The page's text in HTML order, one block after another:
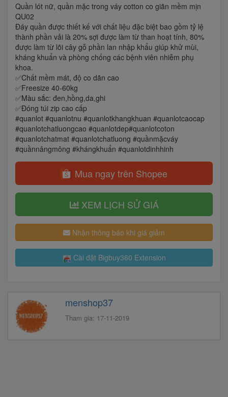
Quần lót nữ, quần mặc trong váy cotton co giãn mềm mịn
QU02
Đáy quần được thiết kế với chất liệu đặc biệt bao gồm tỷ lệ
thành phần vải là 20% sợi được làm từ than hoạt tính, 80%
được làm từ lõi cây gỗ phần lan nhập khẩu giúp khử mùi,
kháng khuẩn và phòng chống các bệnh viên nhiễm phụ
khoa.
✅Chất mềm mát, độ co dãn cao
✅Freesize 40-60kg
✅Màu sắc: đen,hồng,da,ghi
✅Đóng túi zip cao cấp
#quanlot #quanlotnu #quanlotkhangkhuan #quanlotcaocap
#quanlotchatluongcao #quanlotdep#quanlotcoton
#quanlotchatmat #quanlotchatluong #quầnmặcváy
#quầnnângmông #khángkhuẩn #quanlotdinhhinh
Mua ngay trên Shopee
XEM LỊCH SỬ GIÁ
Nhận thông báo khi giá giảm
Cài đặt Bigbuy360 Extension
menshop37
Tham gia: 17-11-2019